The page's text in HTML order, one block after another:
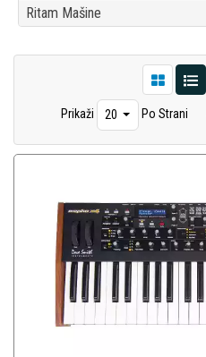
Ritam Mašine
Prikaži 20 Po Strani